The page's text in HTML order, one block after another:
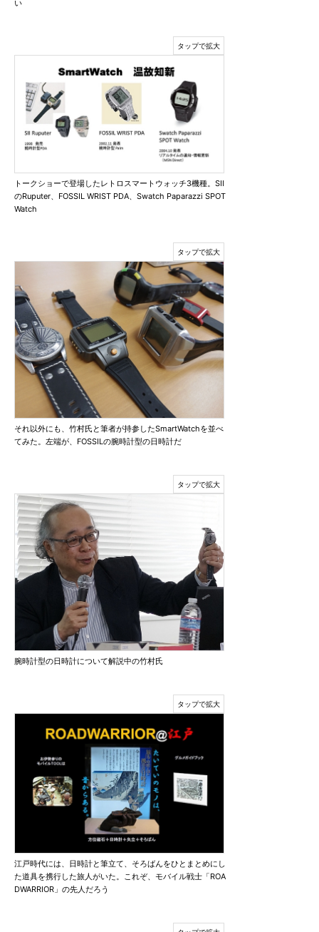
い
トークショーで登場したレトロスマートウォッチ3機種。SII
のRuputer、FOSSIL WRIST PDA、Swatch Paparazzi SPOT
Watch
それ以外にも、竹村氏と筆者が持参したSmartWatchを並べ
てみた。左端が、FOSSILの腕時計型の日時計だ
腕時計型の日時計について解説中の竹村氏
江戸時代には、日時計と筆立て、そろばんをひとまとめにし
た道具を携行した旅人がいた。これぞ、モバイル戦士「ROA
DWARRIOR」の先人だろう